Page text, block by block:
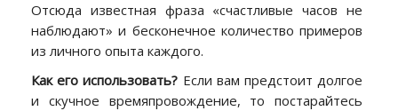
Отсюда известная фраза «счастливые часов не
наблюдают» и бесконечное количество примеров
из личного опыта каждого.
Как его использовать? Если вам предстоит долгое
и скучное времяпровождение, то постарайтесь